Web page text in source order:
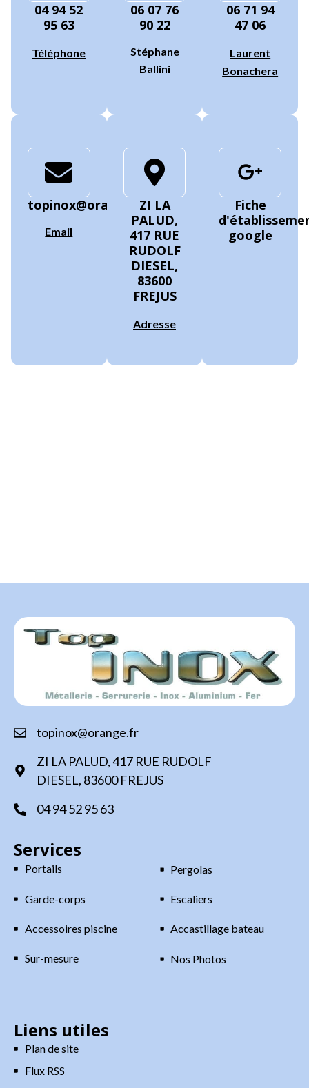
04 94 52
95 63
Téléphone
06 07 76
90 22
Stéphane
Ballini
06 71 94
47 06
Laurent
Bonachera
topinox@orange.fr
Email
ZI LA
PALUD,
417 RUE
RUDOLF
DIESEL,
83600
FREJUS
Adresse
Fiche
google
topinox@orange.fr
ZI LA PALUD, 417 RUE RUDOLF
DIESEL, 83600 FREJUS
04 94 52 95 63
Services
Portails Pergolas
Garde-corps Escaliers
Accessoires piscine Accastillage bateau
Sur-mesure Nos Photos
Liens utiles
Plan de site
Flux RSS